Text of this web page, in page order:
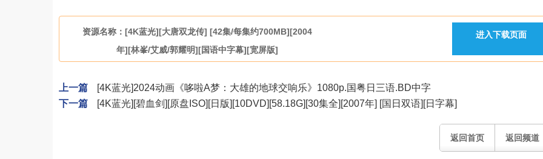
资源名称：[4K蓝光][大唐双龙传] [42集/每集约700MB][2004
年][林峯/艾威/郭耀明][国语中字幕][宽屏版]
进入下载页面
上一篇
[4K蓝光]2024动画《哆啦A梦：大雄的地球交响乐》1080p.国粤日三语.BD中字
下一篇
[4K蓝光][碧血剑][原盘ISO][日版][10DVD][58.18G][30集全][2007年] [国日双语][日字幕]
返回首页 返回频道